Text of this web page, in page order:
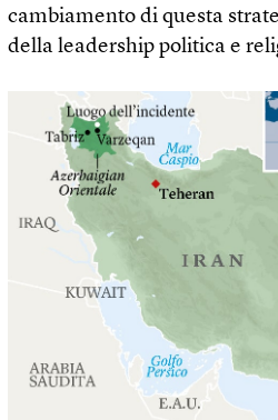
cambiamento di questa
della leadership politica e